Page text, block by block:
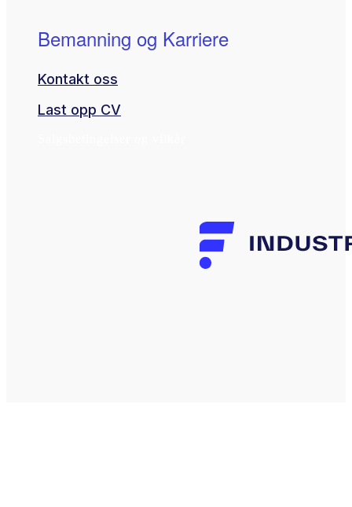
Bemanning og Karriere
Kontakt oss
Last opp CV